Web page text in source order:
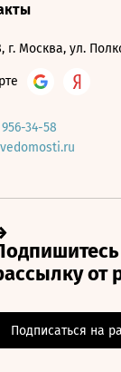
г. Москва, ул.
956-34-58